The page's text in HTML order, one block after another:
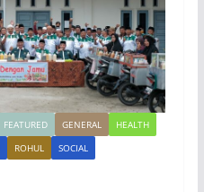
FEATURED GENERAL
HEALTH
ROHUL
SOCIAL